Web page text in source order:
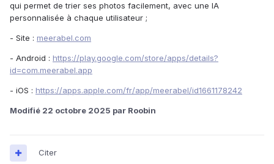
qui permet de trier ses photos facilement, avec une IA
personnalisée à chaque utilisateur ;
- Site : meerabel.com
- Android : https://play.google.com/store/apps/details?
id=com.meerabel.app
- iOS : https://apps.apple.com/fr/app/meerabel/id1661178242
Modifié 22 octobre 2025 par Roobin
Citer